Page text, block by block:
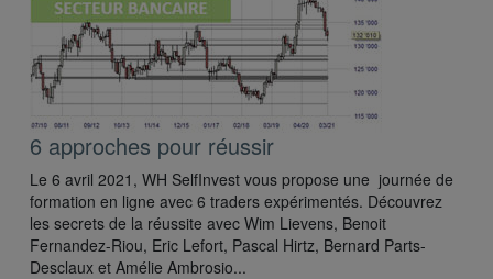
6 approches pour réussir
Le 6 avril 2021, WH SelfInvest vous propose une journée de
formation en ligne avec 6 traders expérimentés. Découvrez
les secrets de la réussite avec Wim Lievens, Benoit
Fernandez-Riou, Eric Lefort, Pascal Hirtz, Bernard Parts-
Desclaux et Amélie Ambrosio...